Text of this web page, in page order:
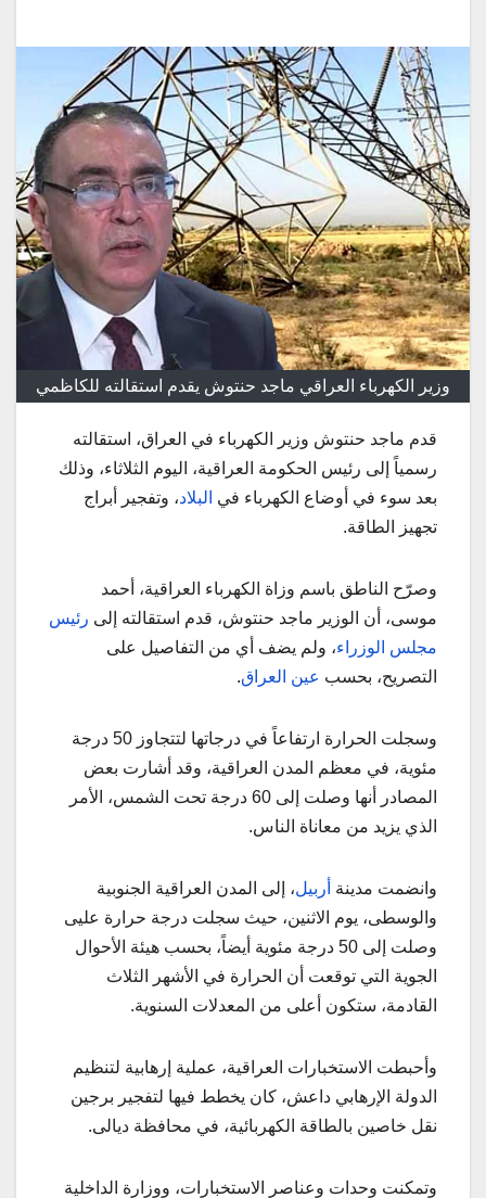
وزير الكهرباء العراقي ماجد حنتوش يقدم استقالته للكاظمي
قدم ماجد حنتوش وزير الكهرباء في العراق، استقالته
رسمياً إلى رئيس الحكومة العراقية، اليوم الثلاثاء، وذلك
بعد سوء في أوضاع الكهرباء في البلاد، وتفجير أبراج
تجهيز الطاقة.
وصرّح الناطق باسم وزاة الكهرباء العراقية، أحمد
موسى، أن الوزير ماجد حنتوش، قدم استقالته إلى رئيس
مجلس الوزراء، ولم يضف أي من التفاصيل على
التصريح، بحسب عين العراق.
وسجلت الحرارة ارتفاعاً في درجاتها لتتجاوز 50 درجة
مئوية، في معظم المدن العراقية، وقد أشارت بعض
المصادر أنها وصلت إلى 60 درجة تحت الشمس، الأمر
الذي يزيد من معاناة الناس.
وانضمت مدينة أربيل، إلى المدن العراقية الجنوبية
والوسطى، يوم الاثنين، حيث سجلت درجة حرارة عليى
وصلت إلى 50 درجة مئوية أيضاً، بحسب هيئة الأحوال
الجوية التي توقعت أن الحرارة في الأشهر الثلاث
القادمة، ستكون أعلى من المعدلات السنوية.
وأحبطت الاستخبارات العراقية، عملية إرهابية لتنظيم
الدولة الإرهابي داعش، كان يخطط فيها لتفجير برجين
نقل خاصين بالطاقة الكهربائية، في محافظة ديالى.
وتمكنت وحدات وعناصر الاستخبارات، ووزارة الداخلية